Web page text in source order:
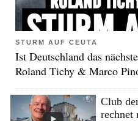
STURM AUF CEUTA
Ist Deutschland das
Roland Tichy & Marco
Club
rechnet